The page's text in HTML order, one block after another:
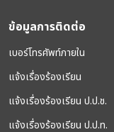
ข้อมูลการติดต่อ
เบอร์โทรศัพท์ภายใน
แจ้งเรื่องร้องเรียน
แจ้งเรื่องร้องเรียน ป.ป.ช.
แจ้งเรื่องร้องเรียน ป.ป.ท.